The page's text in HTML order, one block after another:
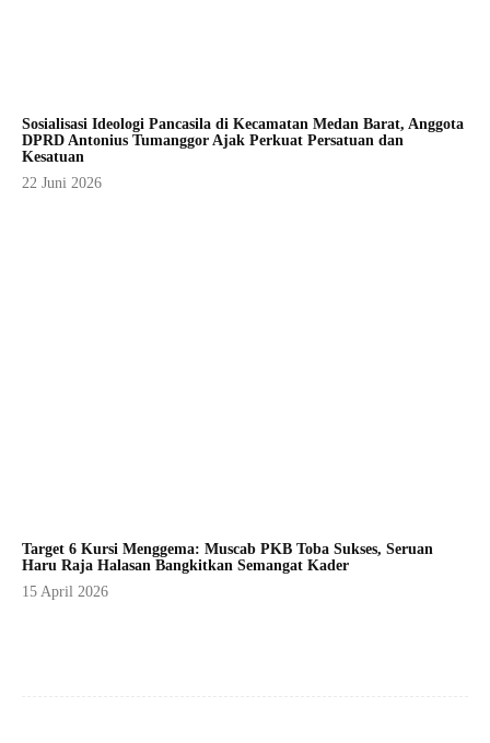
Sosialisasi Ideologi Pancasila di Kecamatan Medan Barat, Anggota
DPRD Antonius Tumanggor Ajak Perkuat Persatuan dan
Kesatuan
22 Juni 2026
Target 6 Kursi Menggema: Muscab PKB Toba Sukses, Seruan
Haru Raja Halasan Bangkitkan Semangat Kader
15 April 2026